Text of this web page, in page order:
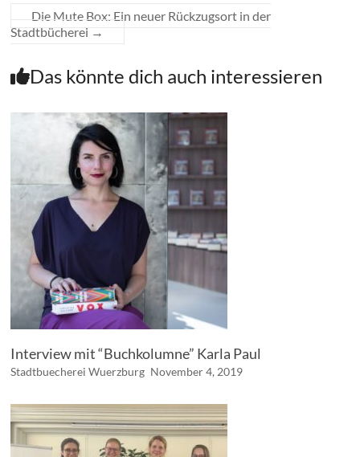
Die Mute Box: Ein neuer Rückzugsort in der
Stadtbücherei →
Das könnte dich auch interessieren
Interview mit “Buchkolumne” Karla Paul
Stadtbuecherei Wuerzburg November 4, 2019